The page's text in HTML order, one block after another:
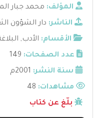
المؤلف: محمد جبار
الناشر: دار الشؤون
الأقسام: الأدب,
عدد الصفحات: 149
سنة النشر: 2001م
مشاهدات:
بلّغ عن كتاب